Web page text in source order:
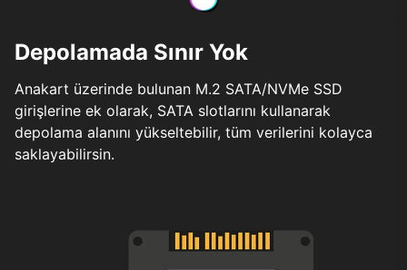
Depolamada Sınır Yok
Anakart üzerinde bulunan M.2 SATA/NVMe SSD
girişlerine ek olarak, SATA slotlarını kullanarak
depolama alanını yükseltebilir, tüm verilerini kolayca
saklayabilirsin.